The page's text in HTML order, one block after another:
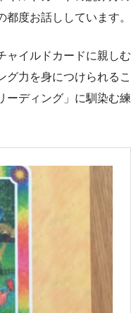
度お話ししています。
ャイルドカードに親しむ
グ力を身につけられるこ
ーディング」に馴染む練